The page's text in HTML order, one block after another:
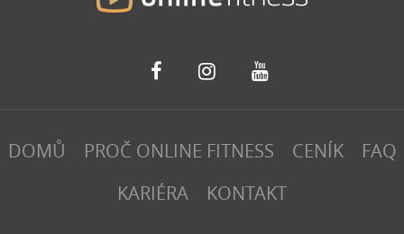
DOMŮ PROČ ONLINE FITNESS CENÍK
FAQ
KARIÉRA
KONTAKT